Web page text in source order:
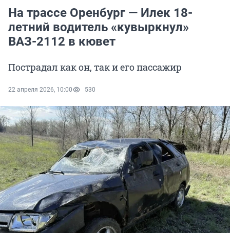
На трассе Оренбург — Илек 18-
летний водитель «кувыркнул»
ВАЗ-2112 в кювет
Пострадал как он, так и его пассажир
22 апреля 2026, 10:00 530